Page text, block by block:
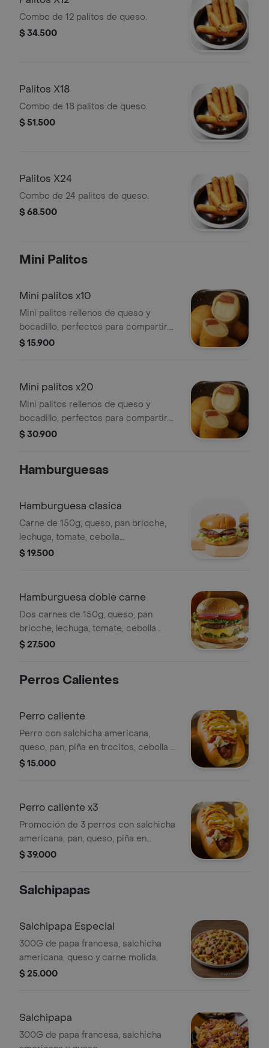
Combo de 12 palitos de queso.
$ 34.500
Palitos X18
Combo de 18 palitos de queso.
$ 51.500
Palitos X24
Combo de 24 palitos de queso.
$ 68.500
Mini Palitos
Mini palitos x10
Mini palitos rellenos de queso y
bocadillo, perfectos para compartir.
Incluye 10 unidades.
$ 15.900
Mini palitos x20
Mini palitos rellenos de queso y
bocadillo, perfectos para compartir.
Incluye 20 unidades.
$ 30.900
Hamburguesas
Hamburguesa clasica
Carne de 150g, queso, pan brioche,
lechuga, tomate, cebolla
caramelizada, papita ripio y pepinillos.
$ 19.500
Hamburguesa doble carne
Dos carnes de 150g, queso, pan
brioche, lechuga, tomate, cebolla
caramelizada, papita ripio y pepinillos.
$ 27.500
Perros Calientes
Perro caliente
Perro con salchicha americana,
queso, pan, piña en trocitos, cebolla y
papita ripio.
$ 15.000
Perro caliente x3
Promoción de 3 perros con salchicha
americana, pan, queso, piña en
trocitos, cebolla y papita ripio.
$ 39.000
Salchipapas
Salchipapa Especial
300G de papa francesa, salchicha
americana, queso y carne molida.
$ 25.000
Salchipapa
300G de papa francesa, salchicha